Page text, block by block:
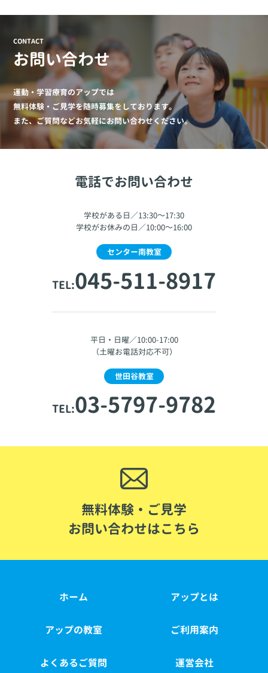
CONTACT
お問い合わせ
運動・学習療育のアップでは
無料体験・ご見学を随時募集をしております。
また、ご質問などお気軽にお問い合わせください。
電話でお問い合わせ
学校がある日／13:30～17:30
学校がお休みの日／10:00～16:00
センター南教室
TEL:045-511-8917
平日・日曜／10:00-17:00
（土曜お電話対応不可）
世田谷教室
TEL:03-5797-9782
無料体験・ご見学
お問い合わせはこちら
ホーム アップとは
アップの教室 ご利用案内
よくあるご質問 運営会社